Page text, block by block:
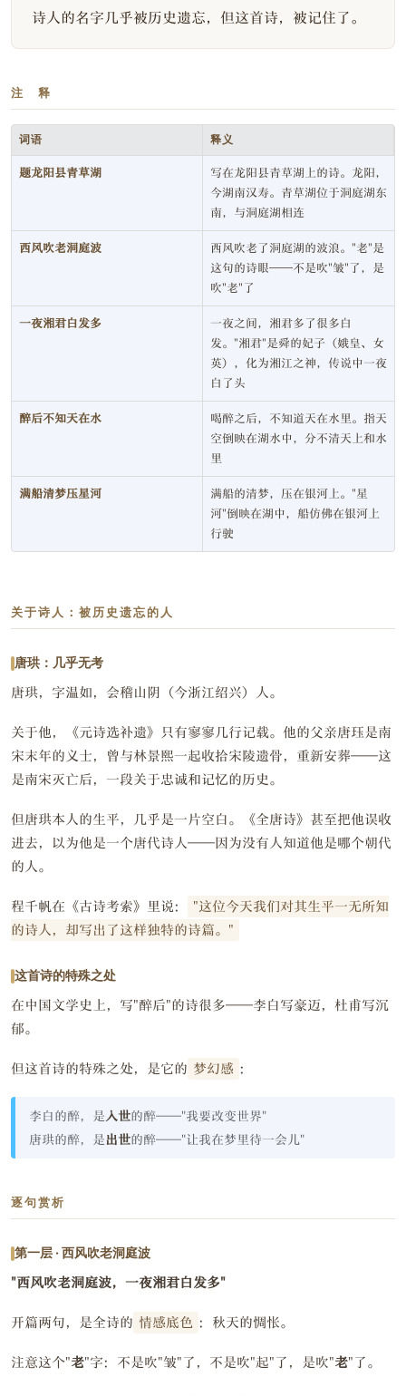
诗人的名字几乎被历史遗忘，但这首诗，被记住了。
注 释
词语 释义
题龙阳县青草湖
写在龙阳县青草湖上的诗。龙阳，
今湖南汉寿。青草湖位于洞庭湖东
南，与洞庭湖相连
西风吹老洞庭波
西风吹老了洞庭湖的波浪。"老"是
这句的诗眼——不是吹"皱"了，是
吹"老"了
一夜湘君白发多
一夜之间，湘君多了很多白
发。"湘君"是舜的妃子（娥皇、女
英），化为湘江之神，传说中一夜
白了头
醉后不知天在水
喝醉之后，不知道天在水里。指天
空倒映在湖水中，分不清天上和水
里
满船清梦压星河
满船的清梦，压在银河上。"星
河"倒映在湖中，船仿佛在银河上
行驶
关于诗人：被历史遗忘的人
唐珙：几乎无考
唐珙，字温如，会稽山阴（今浙江绍兴）人。
关于他，《元诗选补遗》只有寥寥几行记载。他的父亲唐珏是南
宋末年的义士，曾与林景熙一起收拾宋陵遗骨，重新安葬——这
是南宋灭亡后，一段关于忠诚和记忆的历史。
但唐珙本人的生平，几乎是一片空白。《全唐诗》甚至把他误收
进去，以为他是一个唐代诗人——因为没有人知道他是哪个朝代
的人。
程千帆在《古诗考索》里说：
"这位今天我们对其生平一无所知
的诗人，却写出了这样独特的诗篇。"
这首诗的特殊之处
在中国文学史上，写"醉后"的诗很多——李白写豪迈，杜甫写沉
郁。
但这首诗的特殊之处，是它的 梦幻感 ：
李白的醉，是入世的醉——"我要改变世界"
唐珙的醉，是出世的醉——"让我在梦里待一会儿"
逐句赏析
第一层 · 西风吹老洞庭波
"西风吹老洞庭波，一夜湘君白发多"
开篇两句，是全诗的 情感底色 ：秋天的惆怅。
注意这个"老"字：不是吹"皱"了，不是吹"起"了，是吹"老"了。